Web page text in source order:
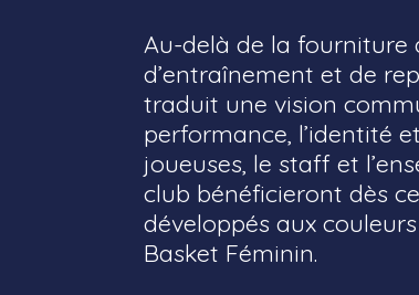
Au-delà de la fourniture
d’entraînement et de
traduit une vision
performance, l’identité
joueuses, le staff et
club bénéficieront dès
développés aux
Basket Féminin.